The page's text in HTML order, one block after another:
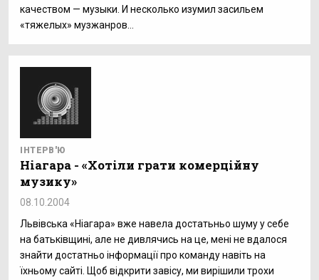
качеством — музыки. И несколько изумил засильем
«тяжелых» музжанров…
ІНТЕРВ'Ю
Ніагара - «Хотіли грати комерційну
музику»
08.10.2004
Львівська «Ніагара» вже навела достатьньо шуму у себе
на батьківщині, але не дивлячись на це, мені не вдалося
знайти достатньо інформації про команду навіть на
їхньому сайті. Щоб відкрити завісу, ми вирішили трохи